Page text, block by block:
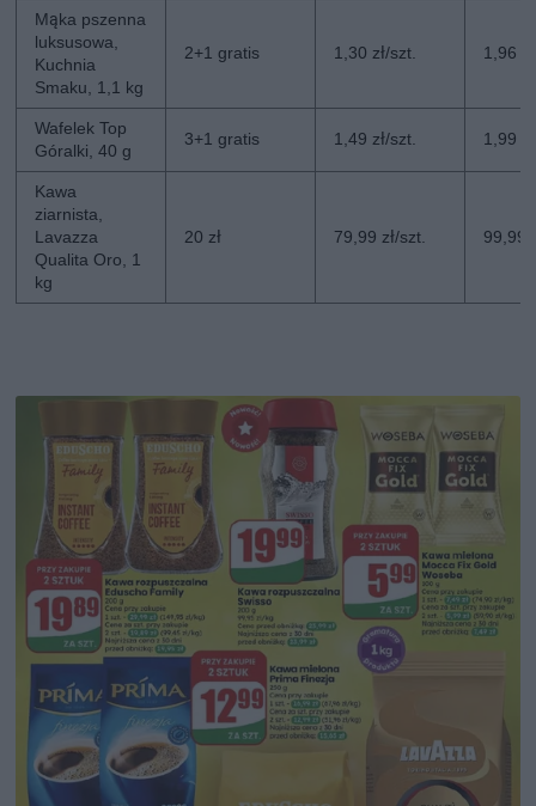
Mąka pszenna
luksusowa,
Kuchnia
Smaku, 1,1 kg
2+1 gratis 1,30 zł/szt. 1,96
Wafelek Top
Góralki, 40 g
3+1 gratis 1,49 zł/szt. 1,99
Kawa
ziarnista,
Lavazza
Qualita Oro, 1
kg
20 zł 79,99 zł/szt. 99,99